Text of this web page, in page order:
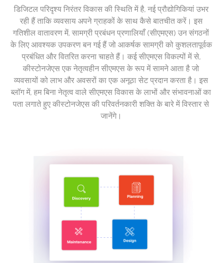
डिजिटल परिदृश्य निरंतर विकास की स्थिति में है, नई प्रौद्योगिकियां उभर
रही हैं ताकि व्यवसाय अपने ग्राहकों के साथ कैसे बातचीत करें। इस
गतिशील वातावरण में, सामग्री प्रबंधन प्रणालियाँ (सीएमएस) उन संगठनों
के लिए आवश्यक उपकरण बन गई हैं जो आकर्षक सामग्री को कुशलतापूर्वक
प्रबंधित और वितरित करना चाहते हैं। कई सीएमएस विकल्पों में से,
कीस्टोनजेएस एक नेतृत्वहीन सीएमएस के रूप में सामने आता है जो
व्यवसायों को लाभ और अवसरों का एक अनूठा सेट प्रदान करता है। इस
ब्लॉग में, हम बिना नेतृत्व वाले सीएमएस विकास के लाभों और संभावनाओं का
पता लगाते हुए कीस्टोनजेएस की परिवर्तनकारी शक्ति के बारे में विस्तार से
जानेंगे।